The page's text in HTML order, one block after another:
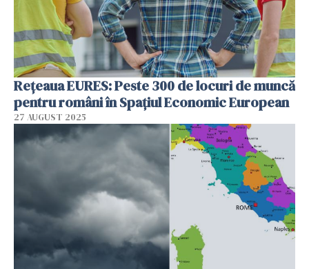
Rețeaua EURES: Peste 300 de locuri de muncă
pentru români în Spațiul Economic European
27 AUGUST 2025